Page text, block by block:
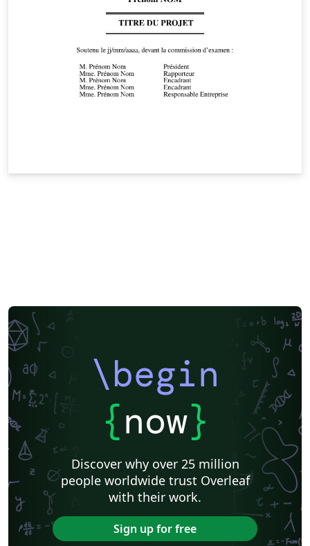
\begin
{now}
Discover why over 25 million
people worldwide trust Overleaf
with their work.
Sign up for free